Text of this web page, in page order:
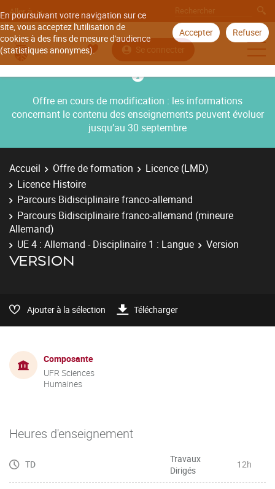
En poursuivant votre navigation sur ce
site, vous acceptez l'utilisation de
cookies à des fins de mesure d'audience
(statistiques anonymes).
Accepter Refuser
Aller à
Se connecter
Offre en cours de modification : les informations
concernant le contenu des enseignements peuvent évoluer
jusqu’au 30 septembre
Accueil Offre de formation
Licence (LMD)
Licence Histoire
Parcours Bidisciplinaire franco-allemand
Parcours Bidisciplinaire franco-allemand (mineure
Allemand)
UE 4 : Allemand - Disciplinaire 1 : Langue
Version
VERSION
Ajouter à la sélection Télécharger
Composante
UFR Sciences
Humaines
Heures d'enseignement
TD
Travaux
Dirigés
12h